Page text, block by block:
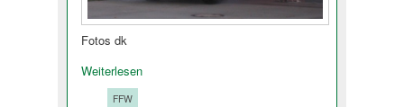
Fotos dk
Weiterlesen
FFW